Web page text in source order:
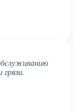
грязи.